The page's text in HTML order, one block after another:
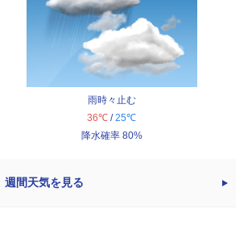
雨時々止む
36℃ /25℃
降水確率 80%
週間天気を見る